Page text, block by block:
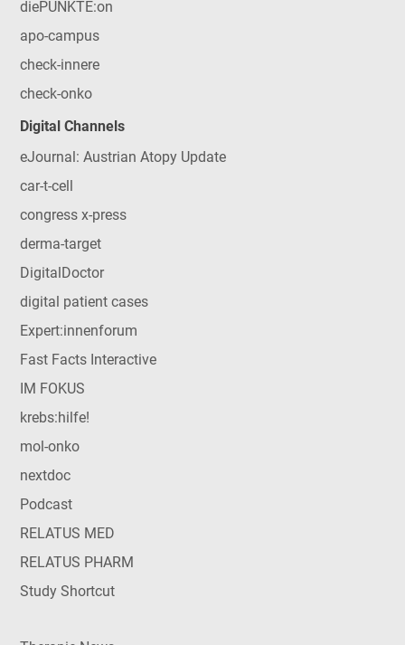
diePUNKTE:on
apo-campus
check-innere
check-onko
Digital Channels
eJournal: Austrian Atopy Update
car-t-cell
congress x-press
derma-target
DigitalDoctor
digital patient cases
Expert:innenforum
Fast Facts Interactive
IM FOKUS
krebs:hilfe!
mol-onko
nextdoc
Podcast
RELATUS MED
RELATUS PHARM
Study Shortcut